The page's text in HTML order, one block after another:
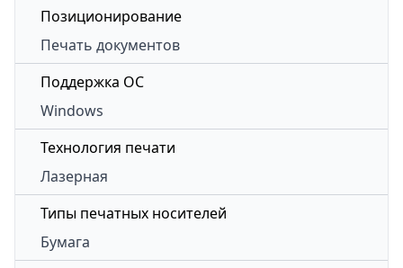
Позиционирование
Печать документов
Поддержка ОС
Windows
Технология печати
Лазерная
Типы печатных носителей
Бумага